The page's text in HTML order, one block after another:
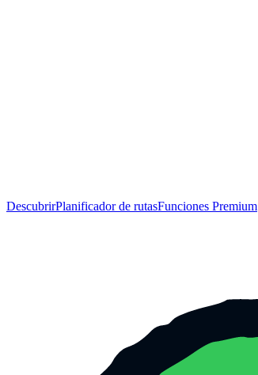
DescubrirPlanificador de rutasFunciones Premium